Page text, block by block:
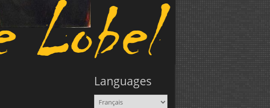
Languages